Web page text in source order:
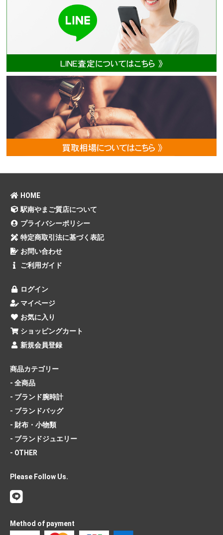
HOME
駅南やまご質店について
プライバシーポリシー
特定商取引法に基づく表記
お問い合わせ
ご利用ガイド
ログイン
マイページ
お気に入り
ショッピングカート
新規会員登録
商品カテゴリー
- 全商品
- ブランド腕時計
- ブランドバッグ
- 財布・小物類
- ブランドジュエリー
- OTHER
Please Follow Us.
Method of payment